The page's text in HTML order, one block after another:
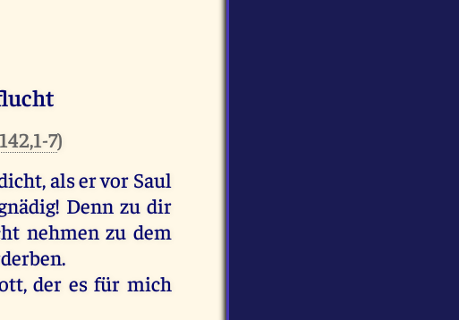
7)
,alservor Saul
! Denn zu dir
nehmen zu dem
.
,der es für mich